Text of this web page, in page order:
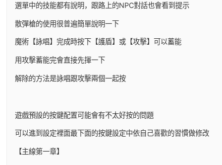
選單中的技能都有說明，跟路上的NPC對話也會看到提示
散彈槍的使用很普遍簡單說明一下
魔術【詠唱】完成時按下【護盾】或【攻擊】可以蓄能
用攻擊蓄能完會直接先揮一下
解除的方法是詠唱跟攻擊兩個一起按
遊戲預設的按鍵配置可能會有不太好按的問題
可以進到設定裡面最下面的按鍵設定中依自己喜歡的習慣做修改
【主線第一章】